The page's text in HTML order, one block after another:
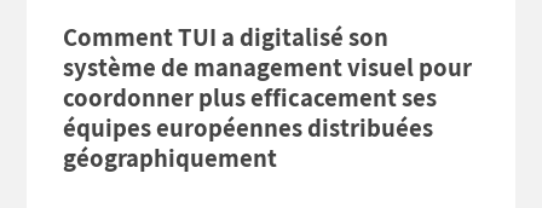
Comment TUI a digitalisé son
système de management visuel pour
coordonner plus efficacement ses
équipes européennes distribuées
géographiquement